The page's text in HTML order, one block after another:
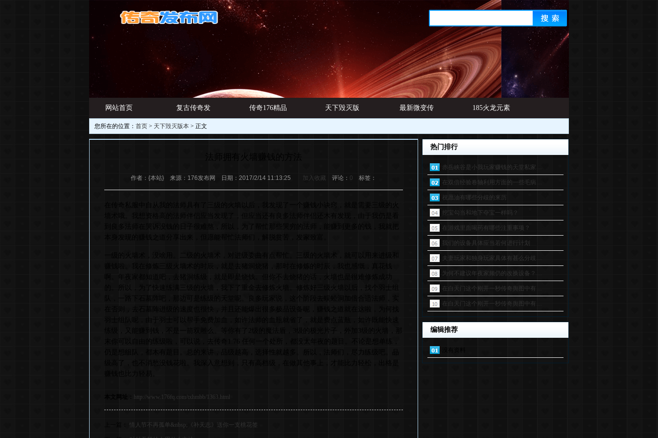
网站首页 复古传奇发
布网
传奇176精品 天下毁灭版 最新微变传 185火龙元素
游戏资讯
您所在的位置： 首页 > 天下毁灭版本 > 正文
法师拥有火墙赚钱的方法
作者：{本站} 来源：176发布网 日期：2017/2/14 11:13:25 加入收藏 评论： 0 标签：
在传奇私服中自从我的法师具有了三级的火墙以后，我发现了一个赚钱小诀窍，就是需要三级的火
墙术哦。我想资格高的法师伴侣应当发现了，但应当还有良多法师伴侣还木有发现，由于我仍是看
到良多法师在哭诉没钱的日子很难熬，所以，为了帮忙那些哭穷的法师，能赚到更多的钱，我就把
本身发现的赚钱之道分享出来，但愿能帮忙法师们，解脱贫苦，发家致富。
一级的火墙术，没啥用。二级的火墙术，对进级委曲有点帮忙。三级的火墙术，就可以用来进级和
赚钱啦。我在修炼三级火墙术的时辰，就是去猪洞烧猪，那时在修炼的时辰，我也感慨，真花钱
啊。年夜家都知道吧，去猪洞练级，就是即是烧钱。但你不去烧猪的话，火墙也是很难修炼成功
的。所以，为了快速练满三级的火墙，我下了重金去修炼火墙。修炼好三级火墙以后，找个羽士组
队，一路下石墓阵吧，那边可是练级的天堂呢。良多玩家说，这个阶段去蜈蚣洞加倍合适法师，实
羽士组队呢，由于羽士可以帮手免费加血，如许法师的血瓶就省了，就是费点蓝瓶，如许既能快速
练级，又能赚到钱，不是一箭双雕么。等你有了2级的魔法盾，3级的极光片子，外加3级的火墙，那
末你可以自由的练级啦，可以说，去传奇1.76 任何一个处所，都没太年夜的题目。不论是想单练，
仍是想组队，都木有题目。总的来讲，品级越高，选择性就越多。所以，法师们，尽力练级吧。品
级高了，也不消愁没钱花啦。我深入意想到，只有高档级，在做其他事上，才能比力轻松，出格是
赚钱也比力轻易。
http://www.176fq.com/txhmbb/1363.html
情人节不再孤单&nbsp;《补天志》送你一支桃花签
热门排行
赤岳峡谷是小我玩家赚钱的天堂私家…
在双倍经验卷轴利用方面的一些毛病…
祝愿油有哪些分歧的来历
挖宝勾当和地下夺宝一样吗？
在游戏里面喝药有哪些注重事项？
我们的设备具体应当若何进行计划
夫妻玩家和独身玩家具体有甚么分歧…
为何不建议年夜家频仍的改换设备？…
在白天门这个刚开一秒传奇舆图中有…
在白天门这个刚开一秒传奇舆图中有…
编辑推荐